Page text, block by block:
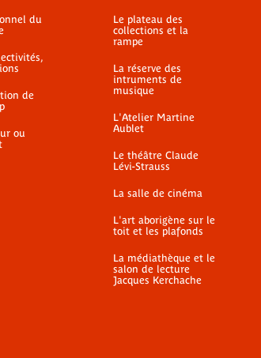
du
de
ou
Le plateau des
collections et la
rampe
La réserve des
intruments de
musique
L'Atelier Martine
Aublet
Le théâtre Claude
Lévi-Strauss
La salle de cinéma
L'art aborigène sur le
toit et les plafonds
La médiathèque et le
salon de lecture
Jacques Kerchache